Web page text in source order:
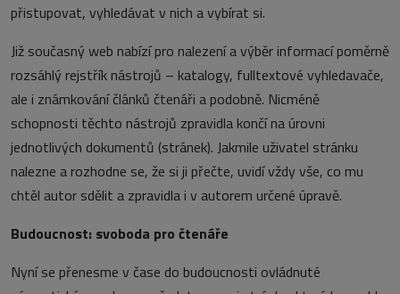
přistupovat, vyhledávat v nich a vybírat si.
Již současný web nabízí pro nalezení a výběr informací poměrně
rozsáhlý rejstřík nástrojů – katalogy, fulltextové vyhledavače,
ale i známkování článků čtenáři a podobně. Nicméně
schopnosti těchto nástrojů zpravidla končí na úrovni
jednotlivých dokumentů (stránek). Jakmile uživatel stránku
nalezne a rozhodne se, že si ji přečte, uvidí vždy vše, co mu
chtěl autor sdělit a zpravidla i v autorem určené úpravě.
Budoucnost: svoboda pro čtenáře
Nyní se přenesme v čase do budoucnosti ovládnuté